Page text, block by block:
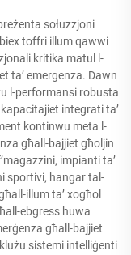
sołuzzjoni
toffri illum qawwi
kritika matul l-
ta’ emergenza. Dawn
l-performansi robusta
integrati ta’
kontinwu meta l-
għall-bajjiet għoljin
impianti ta’
sportivi, hangar tal-
illum ta’ xogħol
ebgress huwa
għall-bajjiet
sistemi intelliġenti